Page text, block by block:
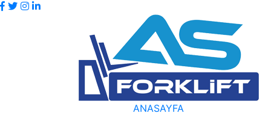
ANASAYFA